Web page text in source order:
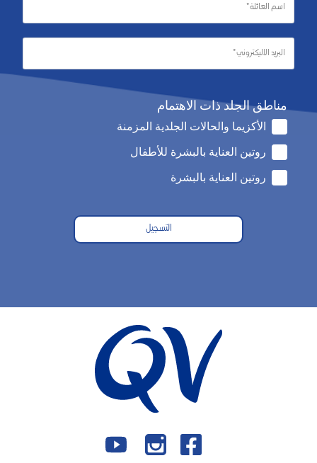
مناطق الجلد ذات الاهتمام
الأكزيما والحالات الجلدية المزمنة
روتين العناية بالبشرة للأطفال
روتين العناية بالبشرة
التسجيل